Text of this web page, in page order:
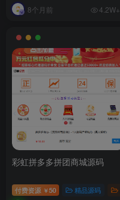
8个月前 4.2W+
彩虹拼多多拼团商城源码
付费资源 ￥50 精品源码